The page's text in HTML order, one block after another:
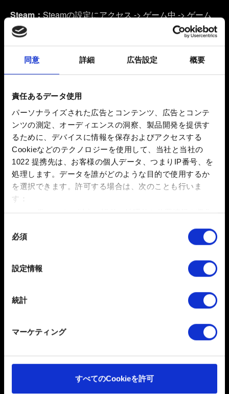
同意 詳細 広告設定 概要
責任あるデータ使用
パーソナライズされた広告とコンテンツ、広告とコンテ
ンツの測定、オーディエンスの洞察、製品開発を提供す
るために、デバイスに情報を保存およびアクセスする
Cookieなどのテクノロジーを使用して、当社と当社の
1022 提携先は、お客様の個人データ、つまりIP番号、を
処理します。データを誰がどのような目的で使用するか
を選択できます。 許可する場合は、次のことも行いま
す：
数メートル以内の誤差の地理的な位置情報を収集
特定の特性（フィンガープリント）を積極的にス
詳細セクション
で個人データの処理方法と設定を行って
ください。「Cookie宣言」からいつでも同意を変更また
だくために必要なものです。その他のCookieは、ウェブ
サイトの品質向上のために、オプションとして技術的お
た、ソーシャルメディア上などでお客様が興味を持ちそ
うなコンテンツをお届けするために、一部のCookieをパ
必須
設定情報
統計
マーケティング
すべてのCookieを許可
Steam：Steamの設定にアクセス -> ゲーム中 -> ゲーム
中にSteamオーバーレイを有効にする
『グウェント』のオーバーレイを有効にするには、
Steamライブラリの『グウェント』を右クリック -> プロ
パティ -> 一般 -> 「ゲーム中のSteamオーバーレイを有
効にする」をチェックする
引き続き問題が発生するようでしたら以下をお試しくだ
さい。
Twitterでサーバーステータスの情報を確認してくださ
い。
GOG GalaxyまたはSteamを再起動して再度お試しく
ださい。
再起動しても問題が解決しない場合は、ゲームファイ
ルがこちらの記載通りかご確認ください。
引き続き問題が発生する場合は、Windowsを再起動し
Windowsを再起動しても問題が発生する場合は、イン
ターネット接続をご確認いただくか、インターネットの
お困りですか
GOG.COMのアカウントにログインしてお